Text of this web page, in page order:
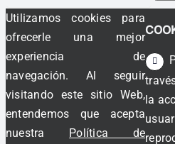
Utilizamos cookies para
ofrecerle una mejor
experiencia de
navegación. Al seguir
visitando este sitio Web,
entendemos que acepta
nuestra Política de
la